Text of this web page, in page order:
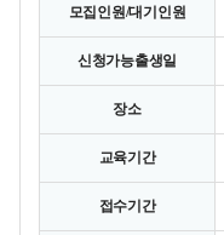
모집인원/대기인원
신청가능출생일
장소
교육기간
접수기간